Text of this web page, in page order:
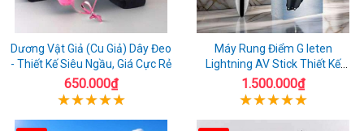
Dương Vật Giả (Cu Giả) Dây Đeo
- Thiết Kế Siêu Ngầu, Giá Cực Rẻ
650.000₫
Máy Rung Điểm G leten
Lightning AV Stick Thiết Kế
Thông Minh
1.500.000₫